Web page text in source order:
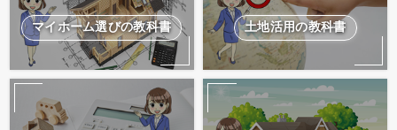
マイホーム選びの教科書 土地活用の教科書